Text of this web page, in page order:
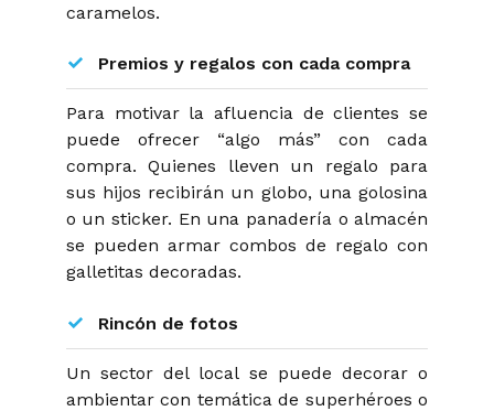
caramelos.
Premios y regalos con cada compra
Para motivar la afluencia de clientes se
puede ofrecer “algo más” con cada
compra. Quienes lleven un regalo para
sus hijos recibirán un globo, una golosina
o un sticker. En una panadería o almacén
se pueden armar combos de regalo con
galletitas decoradas.
Rincón de fotos
Un sector del local se puede decorar o
ambientar con temática de superhéroes o